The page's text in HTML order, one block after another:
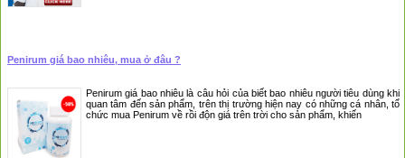
Penirum giá bao nhiêu, mua ở đâu ?
Penirum giá bao nhiêu là câu hỏi của biết bao nhiêu người tiêu dùng khi
quan tâm đến sản phẩm, trên thị trường hiện nay có những cá nhân, tổ
chức mua Penirum về rồi độn giá trên trời cho sản phẩm, khiến